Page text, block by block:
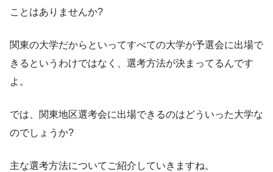
ことはありませんか?
関東の大学だからといってすべての大学が予選会に出場で
きるというわけではなく、選考方法が決まってるんです
よ。
では、関東地区選考会に出場できるのはどういった大学な
のでしょうか?
主な選考方法についてご紹介していきますね。